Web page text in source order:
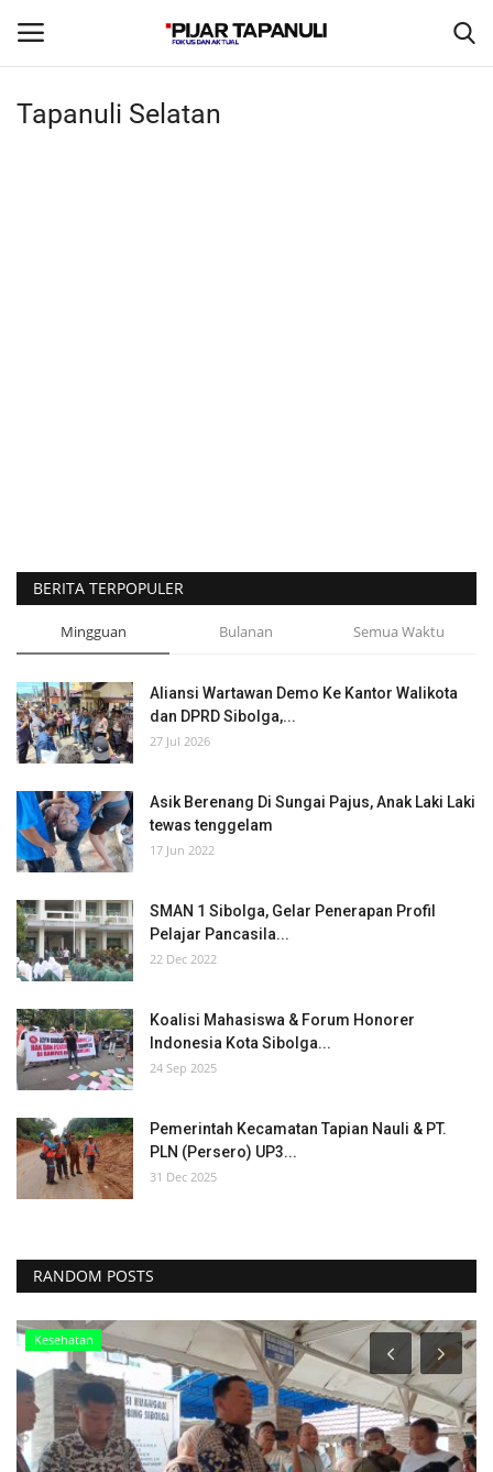
Foto
Tapanuli Selatan
BERITA TERPOPULER
Mingguan Bulanan Semua Waktu
Aliansi Wartawan Demo Ke Kantor Walikota
dan DPRD Sibolga,...
27 Jul 2026
Asik Berenang Di Sungai Pajus, Anak Laki Laki
tewas tenggelam
17 Jun 2022
SMAN 1 Sibolga, Gelar Penerapan Profil
Pelajar Pancasila...
22 Dec 2022
Koalisi Mahasiswa & Forum Honorer
Indonesia Kota Sibolga...
24 Sep 2025
Pemerintah Kecamatan Tapian Nauli & PT.
PLN (Persero) UP3...
31 Dec 2025
RANDOM POSTS
Kesehatan